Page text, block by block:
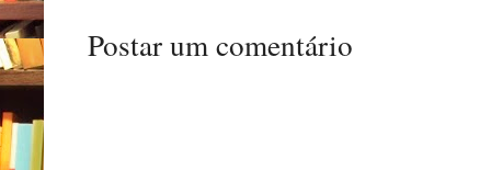
Postar um comentário